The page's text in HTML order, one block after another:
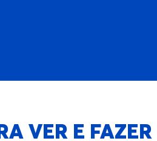
VER E FAZER